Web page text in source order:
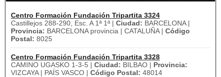
Centro Formación Fundación Tripartita 3324
Castillejos 288-290, Esc. A 1ª 1ª | Ciudad: BARCELONA |
Provincia: BARCELONA provincia | CATALUÑA | Código
Postal: 8025
Centro Formación Fundación Tripartita 3328
CAMINO UGASKO 1-3-5 | Ciudad: BILBAO | Provincia:
VIZCAYA | PAÍS VASCO | Código Postal: 48014